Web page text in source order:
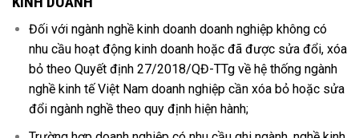
Đối với ngành nghề kinh doanh doanh nghiệp không có
nhu cầu hoạt động kinh doanh hoặc đã được sửa đổi, xóa
bỏ theo Quyết định 27/2018/QĐ-TTg về hệ thống ngành
nghề kinh tế Việt Nam doanh nghiệp cần xóa bỏ hoặc sửa
đổi ngành nghề theo quy định hiện hành;